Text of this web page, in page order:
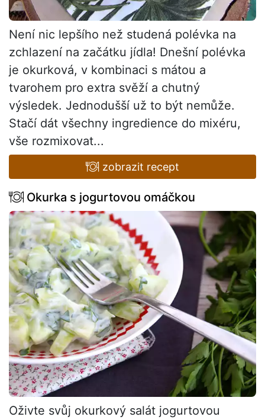
Není nic lepšího než studená polévka na
zchlazení na začátku jídla! Dnešní polévka
je okurková, v kombinaci s mátou a
tvarohem pro extra svěží a chutný
výsledek. Jednodušší už to být nemůže.
Stačí dát všechny ingredience do mixéru,
vše rozmixovat...
zobrazit recept
Okurka s jogurtovou omáčkou
Oživte svůj okurkový salát jogurtovou